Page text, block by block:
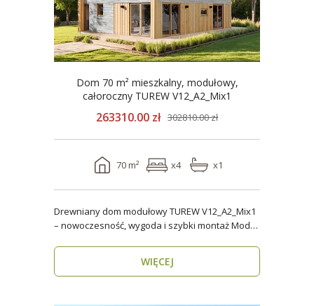
Dom 70 m² mieszkalny, modułowy,
całoroczny TUREW V12_A2_Mix1
263310.00 zł 302810.00 zł
70 m² x4 x1
Drewniany dom modułowy TUREW V12_A2_Mix1
– nowoczesność, wygoda i szybki montaż Model
WIĘCEJ